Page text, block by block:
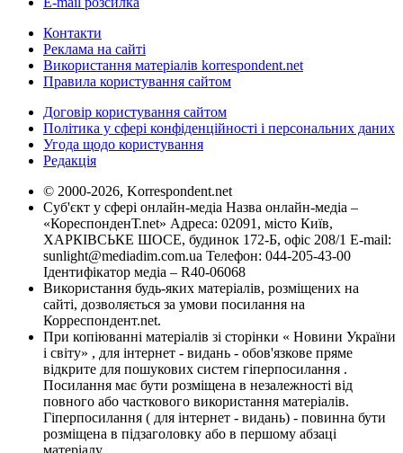
Контакти
Реклама на сайті
Використання матеріалів korrespondent.net
Правила користування сайтом
Договір користування сайтом
Політика у сфері конфіденційності і персональних даних
Угода щодо користування
Редакція
© 2000-2026, Korrespondent.net
Суб'єкт у сфері онлайн-медіа Назва онлайн-медіа –
«КореспонденТ.net» Адреса: 02091, місто Київ,
ХАРКІВСЬКЕ ШОСЕ, будинок 172-Б, офіс 208/1 E-mail:
sunlight@mediadim.com.ua Телефон: 044-205-43-00
Ідентифікатор медіа – R40-06068
Використання будь-яких матеріалів, розміщених на
сайті, дозволяється за умови посилання на
Корреспондент.net.
При копіюванні матеріалів зі сторінки « Новини України
і світу» , для інтернет - видань - обов'язкове пряме
відкрите для пошукових систем гіперпосилання .
Посилання має бути розміщена в незалежності від
повного або часткового використання матеріалів.
Гіперпосилання ( для інтернет - видань) - повинна бути
розміщена в підзаголовку або в першому абзаці
матеріалу.